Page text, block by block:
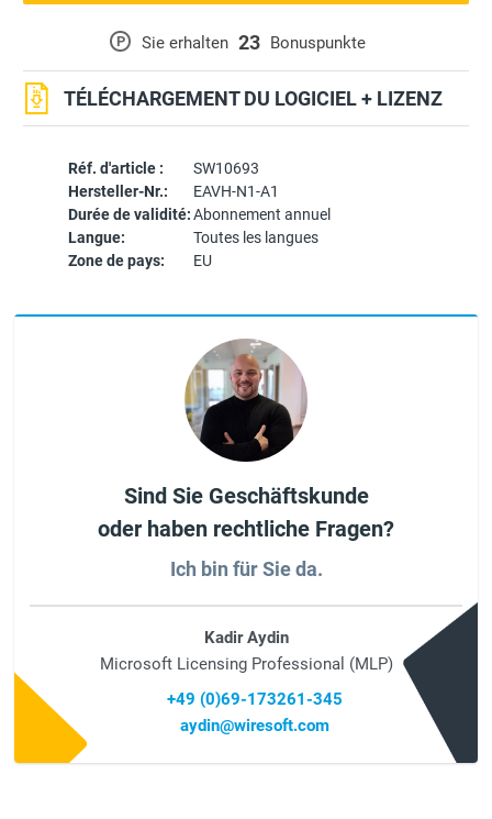
Réf. d'article :
SW10693
Hersteller-Nr.:
EAVH-N1-A1
Durée de validité:Abonnement annuel
Langue:
Toutes les langues
Zone de pays:
EU
P Sie erhalten 23 Bonuspunkte
TÉLÉCHARGEMENT DU LOGICIEL + LIZENZ
Sind Sie Geschäftskunde
oder haben rechtliche Fragen?
Ich bin für Sie da.
Kadir Aydin
Microsoft Licensing Professional (MLP)
+49 (0)69-173261-345
aydin@wiresoft.com